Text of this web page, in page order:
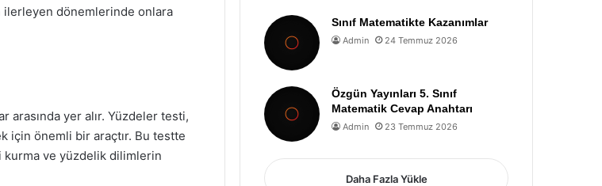
ilerleyen dönemlerinde onlara
arasında yer alır. Yüzdeler testi,
için önemli bir araçtır. Bu testte
kurma ve yüzdelik dilimlerin
Sınıf Matematikte Kazanımlar
Admin 24 Temmuz 2026
Özgün Yayınları 5. Sınıf
Matematik Cevap Anahtarı
Admin 23 Temmuz 2026
Daha Fazla Yükle